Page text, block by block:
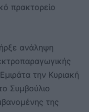
πρακτορείο
ανάληψη
την Κυριακή
Συμβούλιο
της